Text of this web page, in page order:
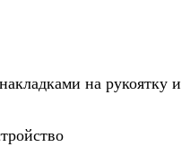
на рукоятку и